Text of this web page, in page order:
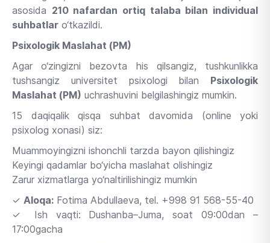
asosida 210 nafardan ortiq talaba bilan individual
suhbatlar o‘tkazildi.
Psixologik Maslahat (PM)
Agar o‘zingizni bezovta his qilsangiz, tushkunlikka
tushsangiz universitet psixologi bilan Psixologik
Maslahat (PM) uchrashuvini belgilashingiz mumkin.
15 daqiqalik qisqa suhbat davomida (online yoki
psixolog xonasi) siz:
Muammoyingizni ishonchli tarzda bayon qilishingiz
Keyingi qadamlar bo‘yicha maslahat olishingiz
Zarur xizmatlarga yo‘naltirilishingiz mumkin
✓ Aloqa: Fotima Abdullaeva, tel. +998 91 568-55-40
✓ Ish vaqti: Dushanba–Juma, soat 09:00dan –
17:00gacha